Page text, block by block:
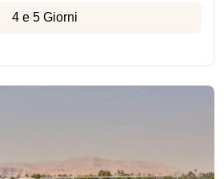
4 e 5 Giorni